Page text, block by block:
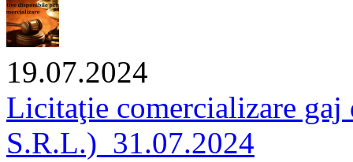
19.07.2024
Licitaţie comercializare
S.R.L.)_31.07.2024